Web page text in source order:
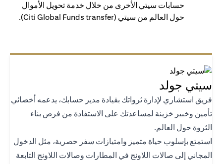
حسابات سيتي الأخرى من خلال خدمة تحويل الأموال
حول العالم من سيتي (Citi Global Funds transfer).
جولد
استشاري لإدارة ثرواتك بقيادة مدير حسابك، يدعمه أخصائي
وخبير خزينة لمساعدتك على الاستفادة من فرص بناء
حول العالم.
بإسلوب حياة متميز وامتيازات سفر حصرية، مثل الدخول
إلى صالات اللاونج في المطارات وصالات اللاونج التابعة